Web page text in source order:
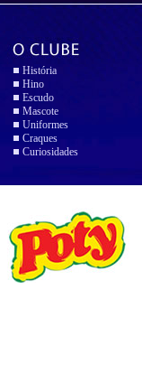
História
Hino
Escudo
Mascote
Uniformes
Craques
Curiosidades